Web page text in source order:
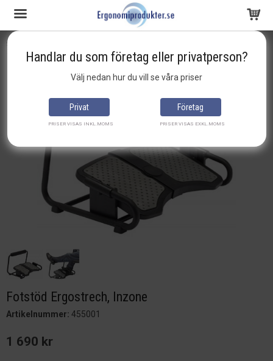
Produkten har blivit tillagd i varukorgen
Startsida
Fotstöd Ergostrech, Inzone
Artikelnummer: 455001
1 690 kr
Handlar du som företag eller privatperson?
Välj nedan hur du vill se våra priser
Privat
PRISER VISAS INKL.MOMS
Företag
PRISER VISAS EXKL.MOMS